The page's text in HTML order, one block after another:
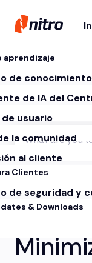
aprendizaje
de conocimiento
de IA del
de usuario
la comunidad
al cliente
Clientes
de seguridad y
& Downloads